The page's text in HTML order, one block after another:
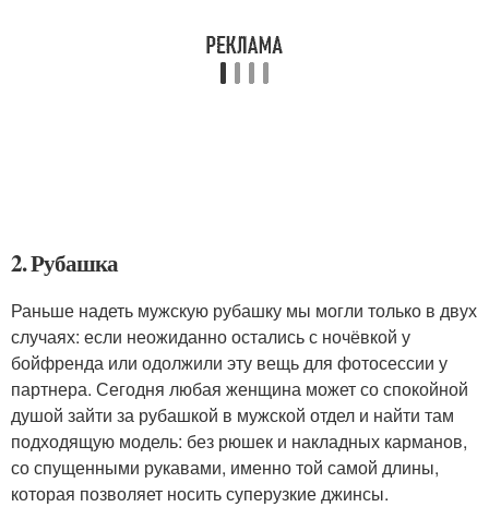
2. Рубашка
Раньше надеть мужскую рубашку мы могли только в двух
случаях: если неожиданно остались с ночёвкой у
бойфренда или одолжили эту вещь для фотосессии у
партнера. Сегодня любая женщина может со спокойной
душой зайти за рубашкой в мужской отдел и найти там
подходящую модель: без рюшек и накладных карманов,
со спущенными рукавами, именно той самой длины,
которая позволяет носить суперузкие джинсы.